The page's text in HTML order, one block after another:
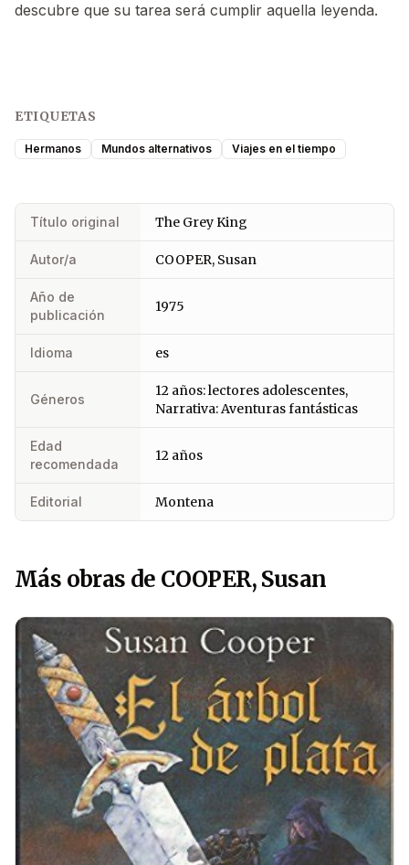
descubre que su tarea será cumplir aquella leyenda.
ETIQUETAS
Hermanos Mundos alternativos Viajes en el tiempo
Título original The Grey King
Autor/a COOPER, Susan
Año de
publicación
1975
Idioma es
Géneros
12 años: lectores adolescentes,
Narrativa: Aventuras fantásticas
Edad
recomendada
12 años
Editorial Montena
Más obras de COOPER, Susan